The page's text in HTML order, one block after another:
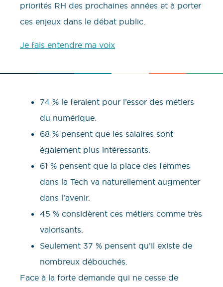
priorités RH des prochaines années et à porter
ces enjeux dans le débat public.
Je fais entendre ma voix
74 % le feraient pour l’essor des métiers
du numérique.
68 % pensent que les salaires sont
également plus intéressants.
61 % pensent que la place des femmes
dans la Tech va naturellement augmenter
dans l’avenir.
45 % considèrent ces métiers comme très
valorisants.
Seulement 37 % pensent qu’il existe de
nombreux débouchés.
Face à la forte demande qui ne cesse de